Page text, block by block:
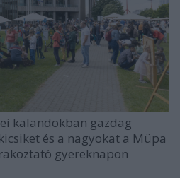
kalandokban gazdag
és a nagyokat a Müpa
gyereknapon